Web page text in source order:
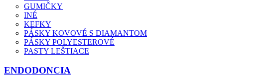
GUMIČKY
INÉ
KEFKY
PÁSKY KOVOVÉ S DIAMANTOM
PÁSKY POLYESTEROVÉ
PASTY LEŠTIACE
ENDODONCIA